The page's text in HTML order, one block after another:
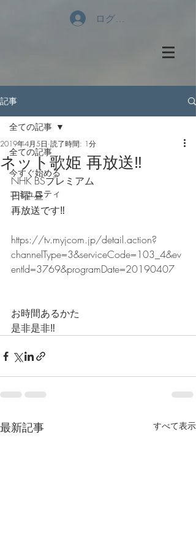
ログイン
記事
全ての記事
今すぐ始める
コミュニティ
全ての記事
ネット歌姫 再放送‼️
2019年4月5日 読了時間: 1分
NHK BSプレミアム
日曜 昼
再放送です‼️
https://tv.myjcom.jp/detail.action?
channelType=3&serviceCode=103_4&ev
entId=3769&programDate=20190407
お時間あるかた
是非是非‼️
最新記事 すべて表示